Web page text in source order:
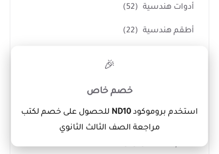
أدوات هندسية (52)
أطقم هندسية (22)
(137)
🎉
خصم خاص
استخدم بروموكود ND10 للحصول على خصم لكتب
مراجعة الصف الثالث الثانوي